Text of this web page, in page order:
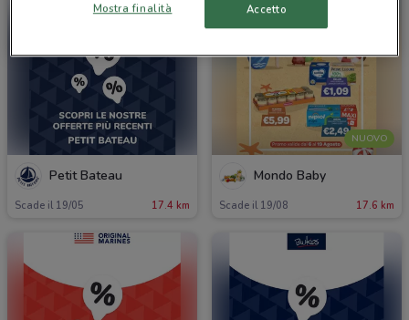
Petit Bateau
Scade il 19/05 17.4 km
NUOVO
Mondo Baby
Scade il 19/08 17.6 km
Mostra finalità Accetto